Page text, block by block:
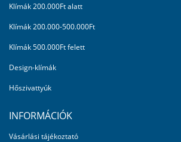
Klímák 200.000Ft alatt
Klímák 200.000-500.000Ft
Klímák 500.000Ft felett
Design-klímák
Hőszivattyúk
INFORMÁCIÓK
Vásárlási tájékoztató